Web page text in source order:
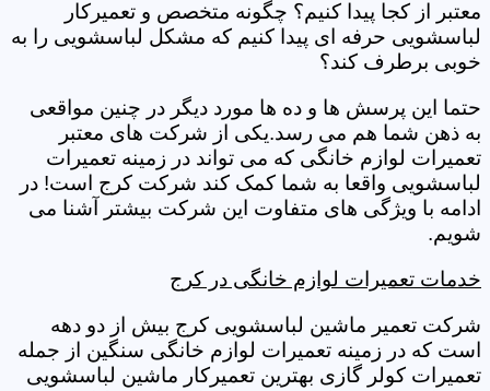
معتبر از کجا پیدا کنیم؟ چگونه متخصص و تعمیرکار
لباسشویی حرفه ای پیدا کنیم که مشکل لباسشویی را به
خوبی برطرف کند؟
حتما این پرسش ها و ده ها مورد دیگر در چنین مواقعی
به ذهن شما هم می رسد.یکی از شرکت های معتبر
تعمیرات لوازم خانگی که می تواند در زمینه تعمیرات
لباسشویی واقعا به شما کمک کند شرکت کرج است! در
ادامه با ویژگی های متفاوت این شرکت بیشتر آشنا می
شویم.
خدمات تعمیرات لوازم خانگی در کرج
شرکت تعمیر ماشین لباسشویی کرج بیش از دو دهه
است که در زمینه تعمیرات لوازم خانگی سنگین از جمله
تعمیرات کولر گازی بهترین تعمیرکار ماشین لباسشویی